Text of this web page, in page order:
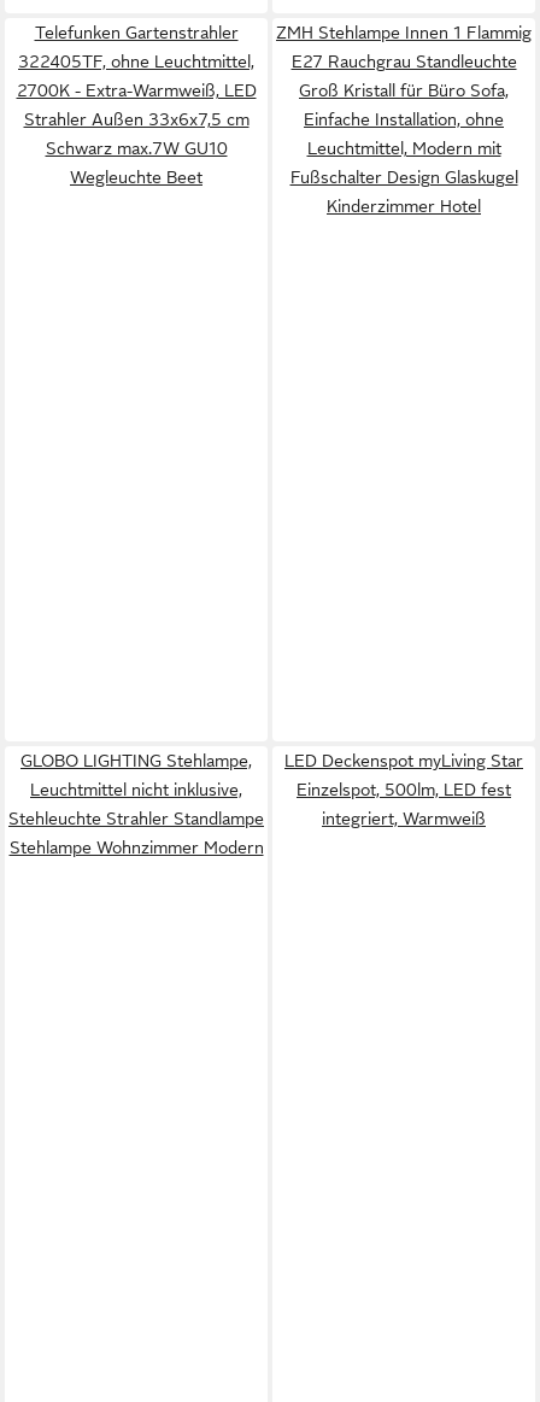
Telefunken Gartenstrahler
322405TF, ohne Leuchtmittel,
2700K - Extra-Warmweiß, LED
Strahler Außen 33x6x7,5 cm
Schwarz max.7W GU10
Wegleuchte Beet
ZMH Stehlampe Innen 1 Flammig
E27 Rauchgrau Standleuchte
Groß Kristall für Büro Sofa,
Einfache Installation, ohne
Leuchtmittel, Modern mit
Fußschalter Design Glaskugel
Kinderzimmer Hotel
GLOBO LIGHTING Stehlampe,
Leuchtmittel nicht inklusive,
Stehleuchte Strahler Standlampe
Stehlampe Wohnzimmer Modern
LED Deckenspot myLiving Star
Einzelspot, 500lm, LED fest
integriert, Warmweiß